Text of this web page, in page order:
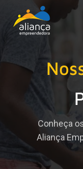
Conheça
Aliança